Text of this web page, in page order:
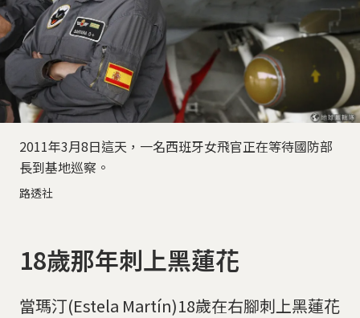
2011年3月8日這天，一名西班牙女飛官正在等待國防部
長到基地巡察。
路透社
18歲那年刺上黑蓮花
當瑪汀(Estela Martín)18歲在右腳刺上黑蓮花